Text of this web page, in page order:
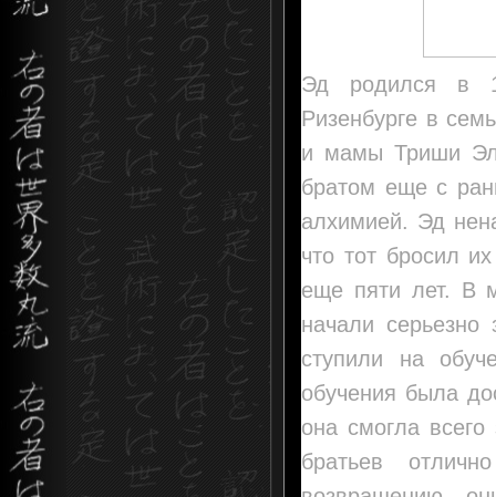
Эд родился в
Ризенбурге в
и мамы Триши
братом еще с
алхимией. Эд
что тот бросил
еще пяти лет. В
начали
ступили на
обучения была
она смогла
братьев